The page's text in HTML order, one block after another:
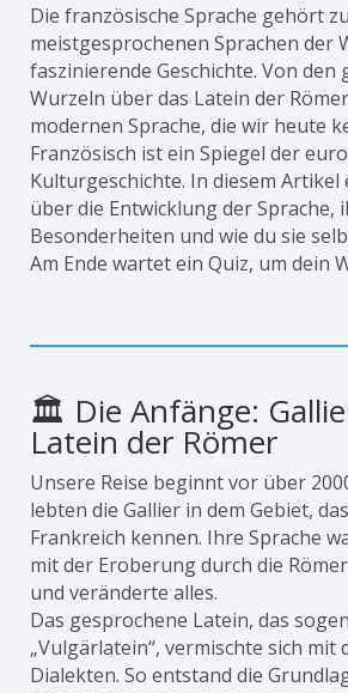
Die französische Sprache gehört
meistgesprochenen Sprachen der
faszinierende Geschichte. Von den
Wurzeln über das Latein der
modernen Sprache, die wir heute
Französisch ist ein Spiegel der
Kulturgeschichte. In diesem
über die Entwicklung der Sprache,
Besonderheiten und wie du sie
Am Ende wartet ein Quiz, um dein
🏛 Die Anfänge:
Latein der Römer
Unsere Reise beginnt vor über
lebten die Gallier in dem Gebiet,
Frankreich kennen. Ihre Sprache
mit der Eroberung durch die
und veränderte alles.
Das gesprochene Latein, das
„Vulgärlatein“, vermischte sich mit
Dialekten. So entstand die